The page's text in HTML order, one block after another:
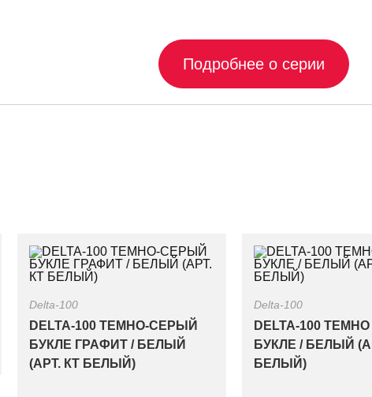
Подробнее о серии
Delta-100
DELTA-100 ТЕМНО-СЕРЫЙ
БУКЛЕ ГРАФИТ / БЕЛЫЙ
(АРТ. КТ БЕЛЫЙ)
Delta-100
DELTA-100
БУКЛЕ / БЕЛЫЙ
БЕЛЫЙ)